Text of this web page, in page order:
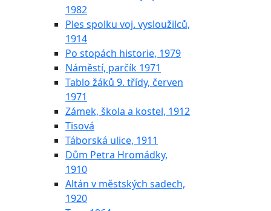
1982
Ples spolku voj. vysloužilců,
1914
Po stopách historie, 1979
Náměstí, parčík 1971
Tablo žáků 9. třídy, červen
1971
Zámek, škola a kostel, 1912
Tisová
Táborská ulice, 1911
Dům Petra Hromádky,
1910
Altán v městských sadech,
1920